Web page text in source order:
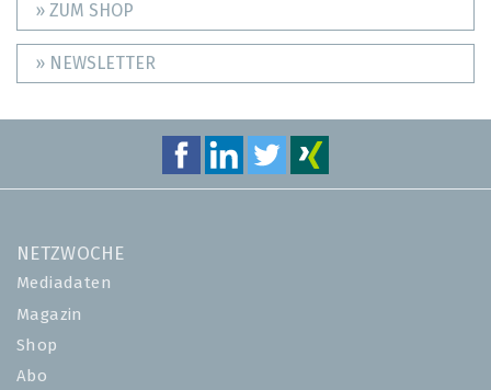
» ZUM SHOP
» NEWSLETTER
NETZWOCHE
Mediadaten
Magazin
Shop
Abo